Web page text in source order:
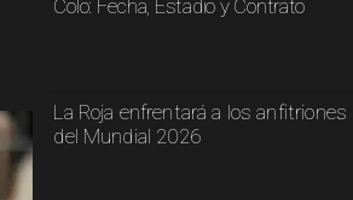
Colo: Fecha, Estadio y Contrato
La Roja enfrentará a los anfitriones
del Mundial 2026